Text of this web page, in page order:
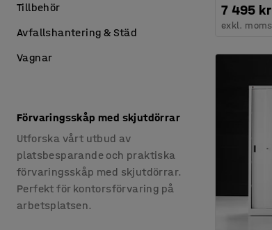
7 495 kr
exkl. moms
Tillbehör
Avfallshantering & Städ
Vagnar
Förvaringsskåp med skjutdörrar
Utforska vårt utbud av
platsbesparande och praktiska
förvaringsskåp med skjutdörrar.
Perfekt för kontorsförvaring på
arbetsplatsen.